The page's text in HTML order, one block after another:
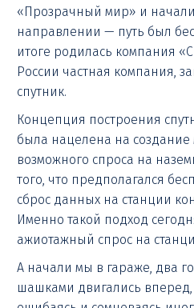
«Прозрачный мир» и
направлении — путь был
итоге родилась компания
России частная компания,
спутник.
Концепция построения
была нацелена на создание
возможного спроса на
того, что предполагался
сброс данных на станции
Именно такой подход
ажиотажный спрос на
А начали мы в гараже, два
шашками двигались вперед,